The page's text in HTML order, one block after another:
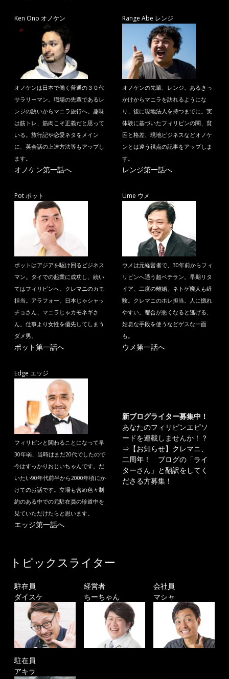
Ken Ono オノケン
オノケンは日本で働く普通の３０代
サラリーマン。職場の先輩であるレ
ンジの誘いからマニラ旅行へ。趣味
は筋トレ、筋肉こそ正義だと思って
いる。旅行記や恋愛ネタをメイン
に、英会話の上達方法等もアップし
ます。
オノケン第一話へ
Range Abe レンジ
オノケンの先輩、レンジ。あるきっ
かけからマニラを訪れるようにな
り、後に現地法人を持つまでに。実
体験に基づいたフィリピンの闇、貧
困と格差、現地ビジネスなどオノケ
ンとは違う視点の記事をアップしま
す。
レンジ第一話へ
Pot ポット
ポットはアジアを駆け回るビジネス
マン。タイでの起業に成功し、続い
てはフィリピンへ。クレマニのカモ
担当。アラフォー。日本じゃシャッ
チョさん、マニラじゃカモネギさ
ん。仕事より女性を優先してしまう
ダメ男。
ポット第一話へ
Ume ウメ
ウメは元経営者で、30年前からフィ
リピンへ通う超ベテラン。早期リタ
イア、二度の離婚、ネトゲ廃人も経
験。クレマニのホレ担当。人に惚れ
やすい。都合が悪くなると逃げる、
姑息な手段を使うなどゲスな一面
も。
ウメ第一話へ
Edge エッジ
フィリピンと関わることになって早
30年弱、当時はまだ20代でしたので
今はすっかりおじいちゃんです。だ
いたい90年代前半から2000年頃にか
けてのお話です。立場も含め色々制
約のある中での元駐在員の珍道中を
見ていただけたらと思います。
エッジ第一話へ
新ブログライター募集中！
あなたのフィリピンエピソ
ードを連載しませんか！？
⇒ 【お知らせ】クレマニ、
二周年！ ブログの「ライ
ターさん」と翻訳をしてく
ださる方募集！
トピックスライター
駐在員
ダイスケ
経営者
ちーちゃん
会社員
マシャ
駐在員
アキラ